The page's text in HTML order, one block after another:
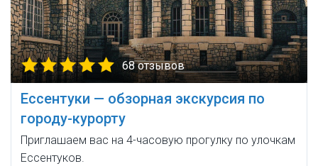
68 отзывов
Ессентуки — обзорная экскурсия по
городу-курорту
Приглашаем вас на 4-часовую прогулку по улочкам
Ессентуков.